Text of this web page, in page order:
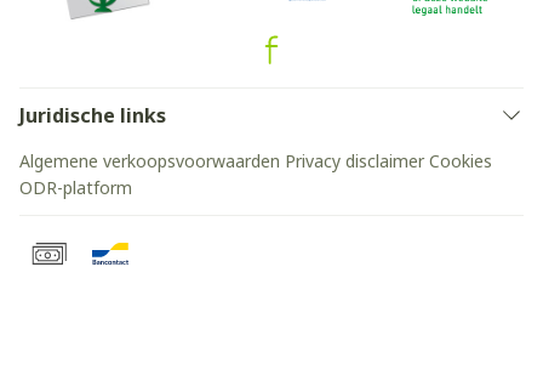
Juridische links
Algemene verkoopsvoorwaarden Privacy disclaimer Cookies
ODR-platform